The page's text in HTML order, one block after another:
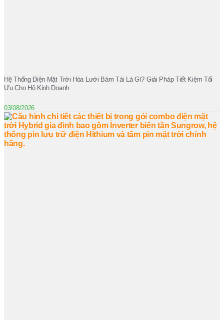
Hệ Thống Điện Mặt Trời Hòa Lưới Bám Tải Là Gì? Giải Pháp Tiết Kiệm Tối
Ưu Cho Hộ Kinh Doanh
03/08/2026